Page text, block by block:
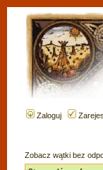
Zaloguj
Zobacz wątki bez